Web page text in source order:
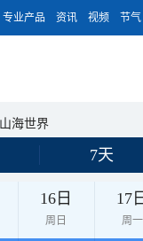
专业产品 资讯 视频 节气
海世界
7天
16日
周日
17
周一